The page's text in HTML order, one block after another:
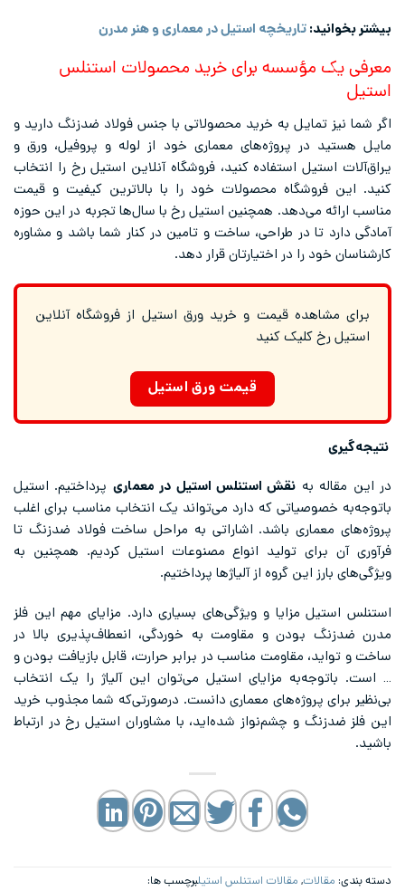
بیشتر بخوانید:تاریخچه استیل در معماری و هنر مدرن
معرفی یک مؤسسه برای خرید محصولات استنلس
استیل
اگر شما نیز تمایل به خرید محصولاتی با جنس فولاد ضدزنگ دارید و
مایل هستید در پروژه‌های معماری خود از لوله و پروفیل، ورق و
یراق‌آلات استیل استفاده کنید، فروشگاه آنلاین استیل رخ را انتخاب
کنید. این فروشگاه محصولات خود را با بالاترین کیفیت و قیمت
مناسب ارائه می‌دهد. همچنین استیل رخ با سال‌ها تجربه در این حوزه
آمادگی دارد تا در طراحی، ساخت و تامین در کنار شما باشد و مشاوره
کارشناسان خود را در اختیارتان قرار دهد.
برای مشاهده قیمت و خرید ورق استیل از فروشگاه آنلاین
استیل رخ کلیک کنید
قیمت ورق استیل
نتیجه‌گیری
در این مقاله به نقش استنلس استیل در معماری پرداختیم. استیل
باتوجه‌به خصوصیاتی که دارد می‌تواند یک انتخاب مناسب برای اغلب
پروژه‌های معماری باشد. اشاراتی به مراحل ساخت فولاد ضدزنگ تا
فرآوری آن برای تولید انواع مصنوعات استیل کردیم. همچنین به
ویژگی‌های بارز این گروه از آلیاژها پرداختیم.
استنلس استیل مزایا و ویژگی‌های بسیاری دارد. مزایای مهم این فلز
مدرن ضدزنگ بودن و مقاومت به خوردگی، انعطاف‌پذیری بالا در
ساخت و تواید، مقاومت مناسب در برابر حرارت، قابل بازیافت بودن و
… است. باتوجه‌به مزایای استیل می‌توان این آلیاژ را یک انتخاب
بی‌نظیر برای پروژه‌های معماری دانست. درصورتی‌که شما مجذوب خرید
این فلز ضدزنگ و چشم‌نواز شده‌اید، با مشاوران استیل رخ در ارتباط
باشید.
دسته بندی: مقالات, مقالات استنلس استیلبرچسب ها: